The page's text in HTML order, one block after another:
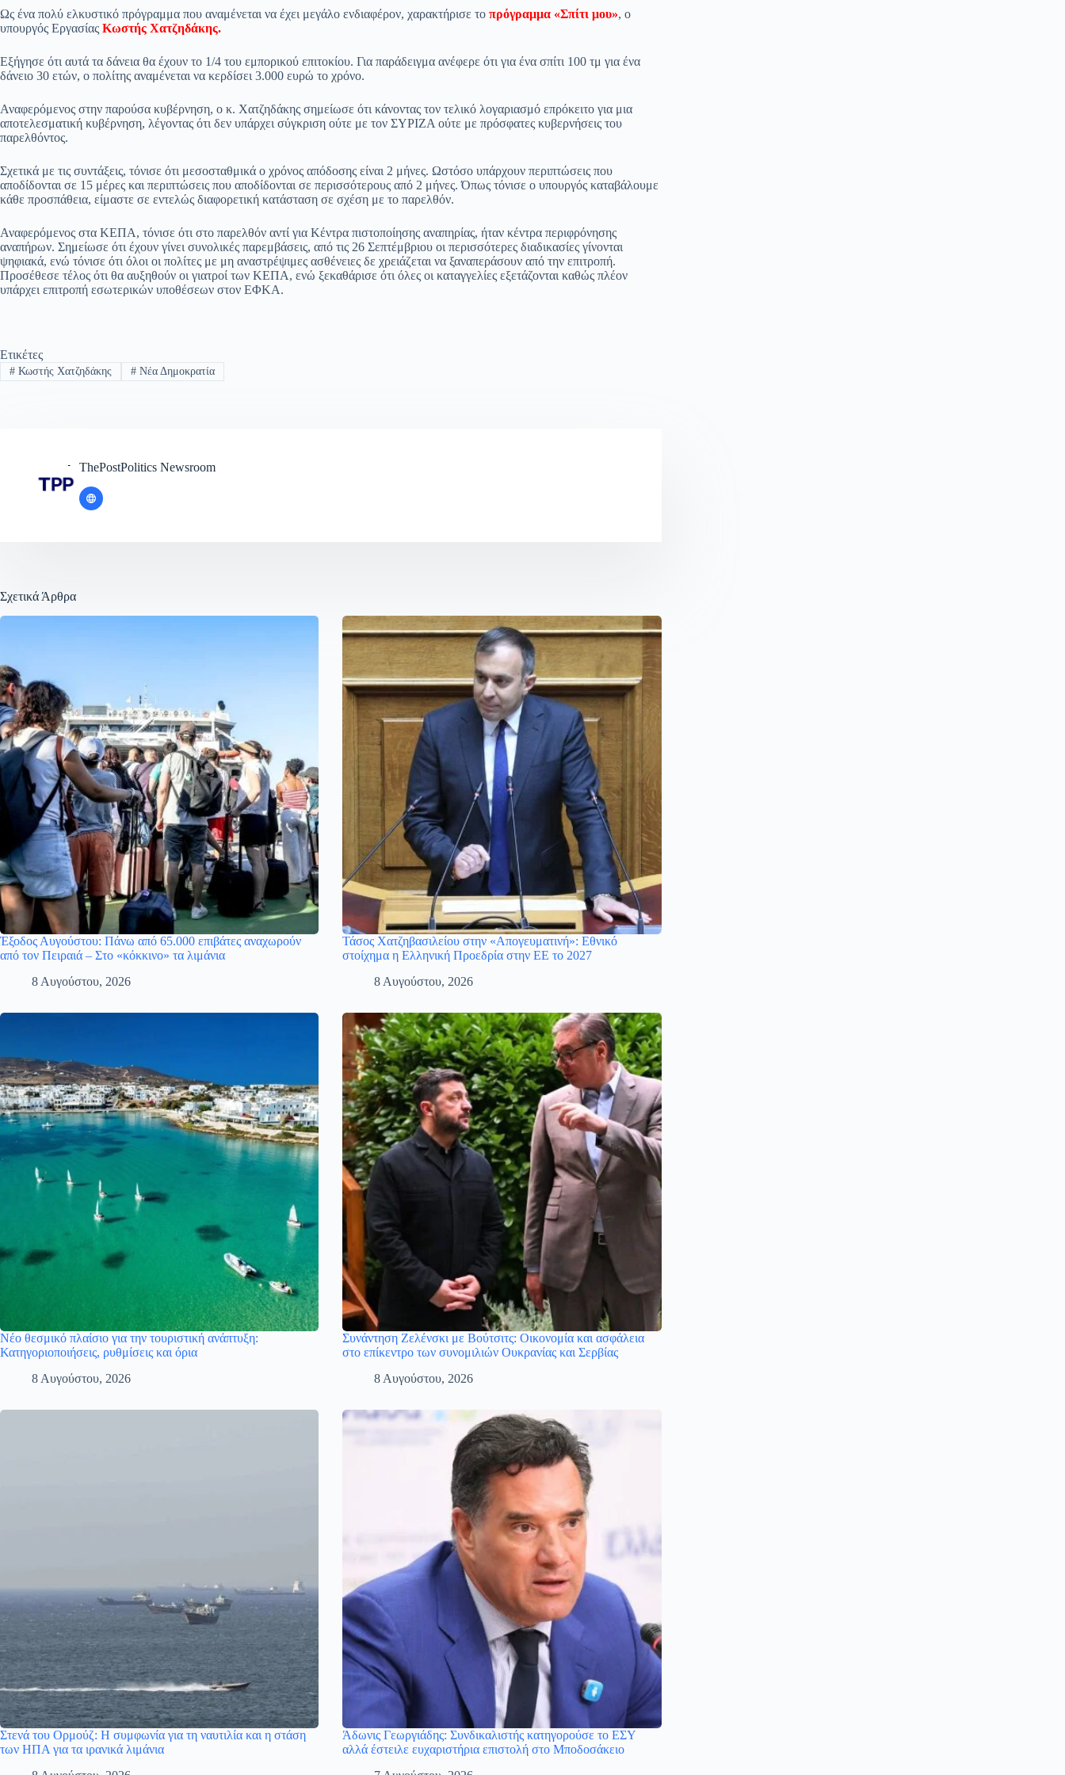
bo
ok
ts
A
pp
gr
a
m
sa
ge
ail ail
α
στ
εί
τε
Ως ένα πολύ ελκυστικό πρόγραμμα που αναμένεται να έχει μεγάλο ενδιαφέρον, χαρακτήρισε το πρόγραμμα «Σπίτι μου», ο
υπουργός Εργασίας Κωστής Χατζηδάκης.
Εξήγησε ότι αυτά τα δάνεια θα έχουν το 1/4 του εμπορικού επιτοκίου. Για παράδειγμα ανέφερε ότι για ένα σπίτι 100 τμ για ένα
δάνειο 30 ετών, ο πολίτης αναμένεται να κερδίσει 3.000 ευρώ το χρόνο.
Αναφερόμενος στην παρούσα κυβέρνηση, ο κ. Χατζηδάκης σημείωσε ότι κάνοντας τον τελικό λογαριασμό επρόκειτο για μια
αποτελεσματική κυβέρνηση, λέγοντας ότι δεν υπάρχει σύγκριση ούτε με τον ΣΥΡΙΖΑ ούτε με πρόσφατες κυβερνήσεις του
παρελθόντος.
Σχετικά με τις συντάξεις, τόνισε ότι μεσοσταθμικά ο χρόνος απόδοσης είναι 2 μήνες. Ωστόσο υπάρχουν περιπτώσεις που
αποδίδονται σε 15 μέρες και περιπτώσεις που αποδίδονται σε περισσότερους από 2 μήνες. Όπως τόνισε ο υπουργός καταβάλουμε
κάθε προσπάθεια, είμαστε σε εντελώς διαφορετική κατάσταση σε σχέση με το παρελθόν.
Αναφερόμενος στα ΚΕΠΑ, τόνισε ότι στο παρελθόν αντί για Κέντρα πιστοποίησης αναπηρίας, ήταν κέντρα περιφρόνησης
αναπήρων. Σημείωσε ότι έχουν γίνει συνολικές παρεμβάσεις, από τις 26 Σεπτέμβριου οι περισσότερες διαδικασίες γίνονται
ψηφιακά, ενώ τόνισε ότι όλοι οι πολίτες με μη αναστρέψιμες ασθένειες δε χρειάζεται να ξαναπεράσουν από την επιτροπή.
Προσέθεσε τέλος ότι θα αυξηθούν οι γιατροί των ΚΕΠΑ, ενώ ξεκαθάρισε ότι όλες οι καταγγελίες εξετάζονται καθώς πλέον
υπάρχει επιτροπή εσωτερικών υποθέσεων στον ΕΦΚΑ.
Ετικέτες
#Κωστής Χατζηδάκης #Νέα Δημοκρατία
ThePostPolitics Newsroom
Σχετικά Άρθρα
Έξοδος Αυγούστου: Πάνω από 65.000 επιβάτες αναχωρούν
από τον Πειραιά – Στο «κόκκινο» τα λιμάνια
8 Αυγούστου, 2026
Τάσος Χατζηβασιλείου στην «Απογευματινή»: Εθνικό
στοίχημα η Ελληνική Προεδρία στην ΕΕ το 2027
8 Αυγούστου, 2026
Νέο θεσμικό πλαίσιο για την τουριστική ανάπτυξη:
Κατηγοριοποιήσεις, ρυθμίσεις και όρια
8 Αυγούστου, 2026
Συνάντηση Ζελένσκι με Βούτσιτς: Οικονομία και ασφάλεια
στο επίκεντρο των συνομιλιών Ουκρανίας και Σερβίας
8 Αυγούστου, 2026
Στενά του Ορμούζ: Η συμφωνία για τη ναυτιλία και η στάση
των ΗΠΑ για τα ιρανικά λιμάνια
Άδωνις Γεωργιάδης: Συνδικαλιστής κατηγορούσε το ΕΣΥ
αλλά έστειλε ευχαριστήρια επιστολή στο Μποδοσάκειο